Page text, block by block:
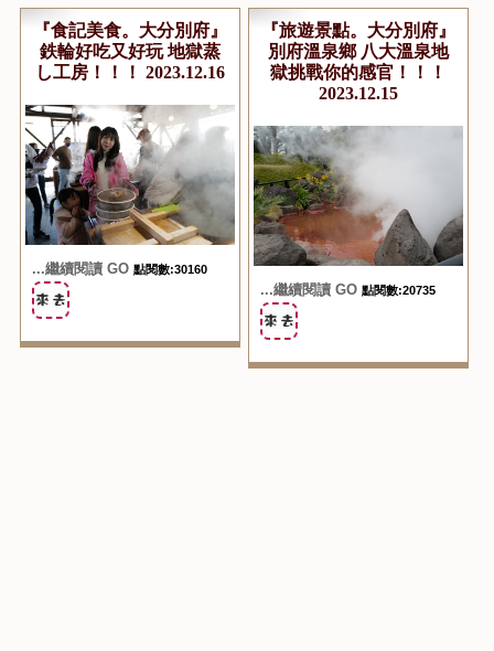
『食記美食。大分別府』
鉄輪好吃又好玩 地獄蒸
し工房！！！ 2023.12.16
...繼續閱讀 GO 點閱數:30160
『旅遊景點。大分別府』
別府溫泉鄉 八大溫泉地
獄挑戰你的感官！！！
2023.12.15
...繼續閱讀 GO 點閱數:20735